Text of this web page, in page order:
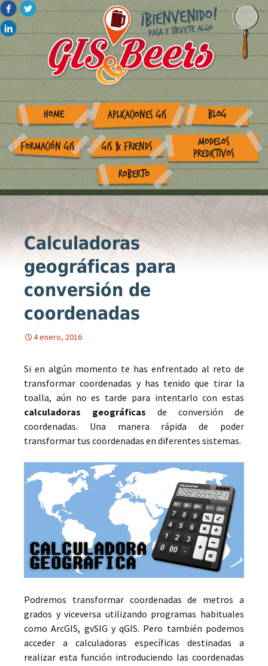
HOME APLICACIONES GIS BLOG
FORMACIÓN GIS GIS & FRIENDS
MODELOS
PREDICTIVOS
ROBERTO
Calculadoras
geográficas para
conversión de
coordenadas
4 enero, 2016
Si en algún momento te has enfrentado al reto de
transformar coordenadas y has tenido que tirar la
toalla, aún no es tarde para intentarlo con estas
calculadoras geográficas de conversión de
coordenadas. Una manera rápida de poder
transformar tus coordenadas en diferentes sistemas.
Podremos transformar coordenadas de metros a
grados y viceversa utilizando programas habituales
como ArcGIS, gvSIG y qGIS. Pero también podemos
acceder a calculadoras específicas destinadas a
realizar esta función introduciendo las coordenadas